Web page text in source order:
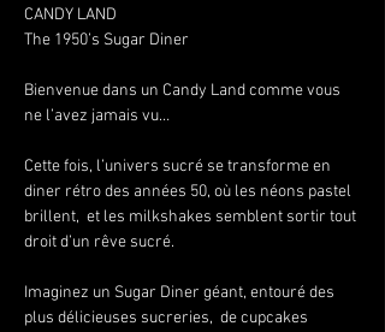
CANDY LAND
The 1950’s Sugar Diner
Bienvenue dans un Candy Land comme vous
ne l’avez jamais vu…
Cette fois, l’univers sucré se transforme en
diner rétro des années 50, où les néons pastel
brillent,  et les milkshakes semblent sortir tout
droit d’un rêve sucré.
Imaginez un Sugar Diner géant, entouré des
plus délicieuses sucreries,  de cupcakes